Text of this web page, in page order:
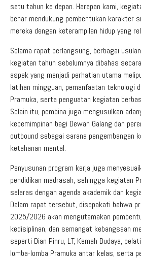
satu tahun ke depan. Harapan kami,
benar mendukung pembentukan karakter
mereka dengan keterampilan hidup yang
Selama rapat berlangsung, berbagai
kegiatan tahun sebelumnya dibahas
aspek yang menjadi perhatian utama
latihan mingguan, pemanfaatan teknologi
Pramuka, serta penguatan kegiatan
Selain itu, pembina juga mengusulkan
kepemimpinan bagi Dewan Galang dan
outbound sebagai sarana pengembangan
ketahanan mental.
Penyusunan program kerja juga
pendidikan madrasah, sehingga kegiatan
selaras dengan agenda akademik dan
Dalam rapat tersebut, disepakati bahwa
2025/2026 akan mengutamakan
kedisiplinan, dan semangat kebangsaan
seperti Dian Pinru, LT, Kemah Budaya,
lomba-lomba Pramuka antar kelas, serta